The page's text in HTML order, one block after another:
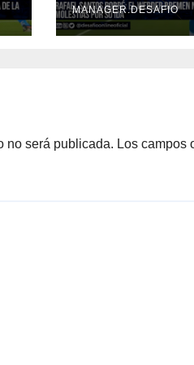
molestias
MANAGER.DESAFIO
no será publicada. Los campos